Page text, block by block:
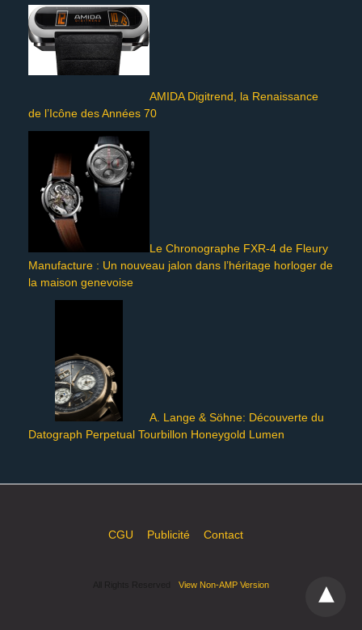
AMIDA Digitrend, la Renaissance
de l’Icône des Années 70
Le Chronographe FXR-4 de Fleury
Manufacture : Un nouveau jalon dans l’héritage horloger de
la maison genevoise
A. Lange & Söhne: Découverte du
Datograph Perpetual Tourbillon Honeygold Lumen
CGU Publicité Contact
View Non-AMP Version